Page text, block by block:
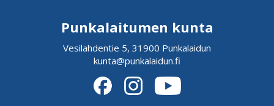
Punkalaitumen kunta
Vesilahdentie 5, 31900 Punkalaidun
kunta@punkalaidun.fi